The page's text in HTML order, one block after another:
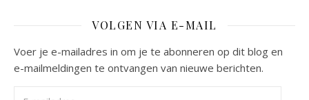
VOLGEN VIA E-MAIL
Voer je e-mailadres in om je te abonneren op dit blog en
e-mailmeldingen te ontvangen van nieuwe berichten.